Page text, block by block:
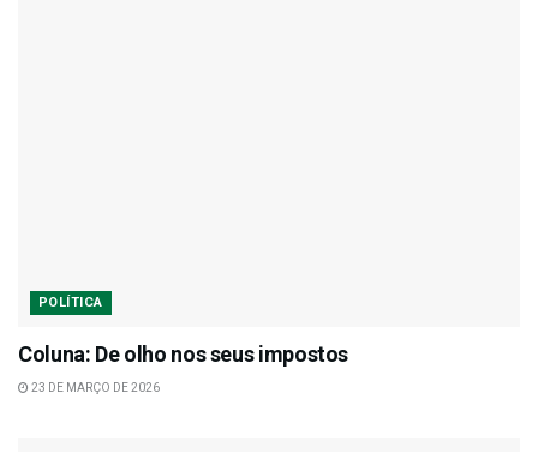
POLÍTICA
Coluna: De olho nos seus impostos
23 DE MARÇO DE 2026